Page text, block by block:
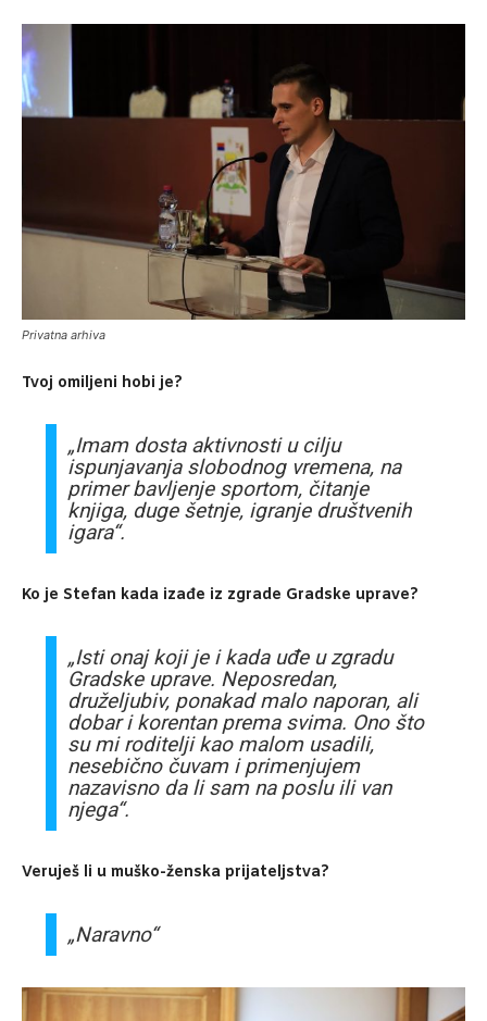
Privatna arhiva
Tvoj omiljeni hobi je?
„Imam dosta aktivnosti u cilju
ispunjavanja slobodnog vremena, na
primer bavljenje sportom, čitanje
knjiga, duge šetnje, igranje društvenih
igara“.
Ko je Stefan kada izađe iz zgrade Gradske uprave?
„Isti onaj koji je i kada uđe u zgradu
Gradske uprave. Neposredan,
druželjubiv, ponakad malo naporan, ali
dobar i korentan prema svima. Ono što
su mi roditelji kao malom usadili,
nesebično čuvam i primenjujem
nazavisno da li sam na poslu ili van
njega“.
Veruješ li u muško-ženska prijateljstva?
„Naravno“